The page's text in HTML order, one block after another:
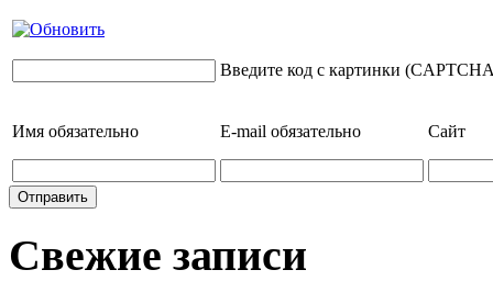
Введите код с картинки
Имя обязательно E-mail обязательно Сайт
Свежие записи